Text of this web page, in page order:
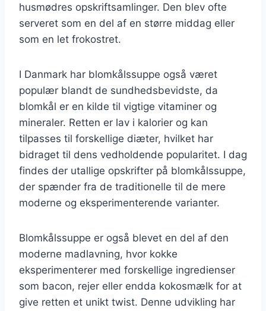
husmødres opskriftsamlinger. Den blev ofte
serveret som en del af en større middag eller
som en let frokostret.
I Danmark har blomkålssuppe også været
populær blandt de sundhedsbevidste, da
blomkål er en kilde til vigtige vitaminer og
mineraler. Retten er lav i kalorier og kan
tilpasses til forskellige diæter, hvilket har
bidraget til dens vedholdende popularitet. I dag
findes der utallige opskrifter på blomkålssuppe,
der spænder fra de traditionelle til de mere
moderne og eksperimenterende varianter.
Blomkålssuppe er også blevet en del af den
moderne madlavning, hvor kokke
eksperimenterer med forskellige ingredienser
som bacon, rejer eller endda kokosmælk for at
give retten et unikt twist. Denne udvikling har